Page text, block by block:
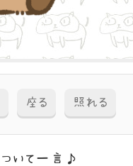
座る 照れる
ついて一言♪